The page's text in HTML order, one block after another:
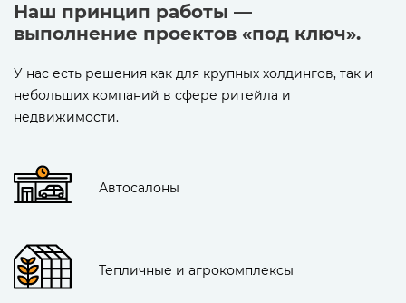
Наш принцип работы —
выполнение проектов «под ключ».
У нас есть решения как для крупных холдингов, так и
небольших компаний в сфере ритейла и
недвижимости.
Автосалоны
Тепличные и агрокомплексы